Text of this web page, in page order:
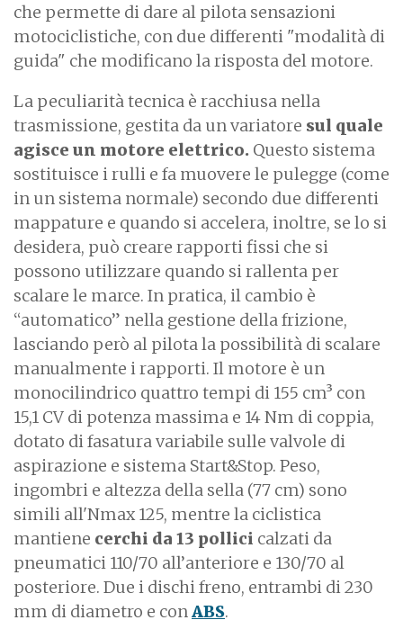
che permette di dare al pilota sensazioni
motociclistiche, con due differenti "modalità di
guida" che modificano la risposta del motore.
La peculiarità tecnica è racchiusa nella
trasmissione, gestita da un variatore sul quale
agisce un motore elettrico. Questo sistema
sostituisce i rulli e fa muovere le pulegge (come
in un sistema normale) secondo due differenti
mappature e quando si accelera, inoltre, se lo si
desidera, può creare rapporti fissi che si
possono utilizzare quando si rallenta per
scalare le marce. In pratica, il cambio è
“automatico” nella gestione della frizione,
lasciando però al pilota la possibilità di scalare
manualmente i rapporti. Il motore è un
monocilindrico quattro tempi di 155 cm³ con
15,1 CV di potenza massima e 14 Nm di coppia,
dotato di fasatura variabile sulle valvole di
aspirazione e sistema Start&Stop. Peso,
ingombri e altezza della sella (77 cm) sono
simili all'Nmax 125, mentre la ciclistica
mantiene cerchi da 13 pollici calzati da
pneumatici 110/70 all’anteriore e 130/70 al
posteriore. Due i dischi freno, entrambi di 230
mm di diametro e conABS.